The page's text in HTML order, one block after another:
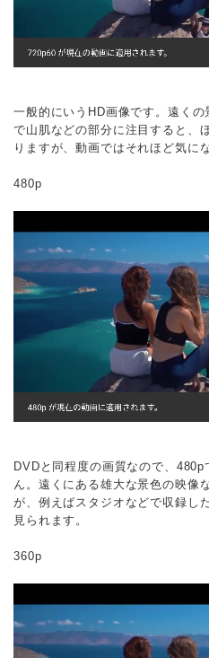
一般的にいうHD画像です。遠く
で山肌などの部分に注目すると、
りますが、動画ではそれほど気に
480p
DVDと同程度の画質なので、
ん。遠くにある雄大な景色の映像
が、例えばスタジオなどで収録し
見られます。
360p